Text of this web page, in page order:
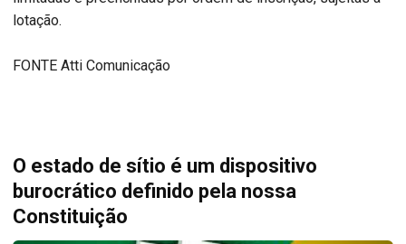
lotação.
FONTE Atti Comunicação
O estado de sítio é um dispositivo
burocrático definido pela nossa
Constituição